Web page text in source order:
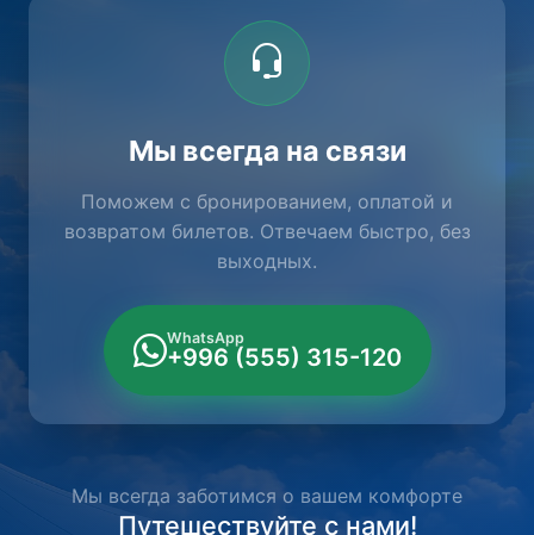
Мы всегда на связи
Поможем с бронированием, оплатой и
возвратом билетов. Отвечаем быстро, без
выходных.
WhatsApp
+996 (555) 315-120
Мы всегда заботимся о вашем комфорте
Путешествуйте с нами!